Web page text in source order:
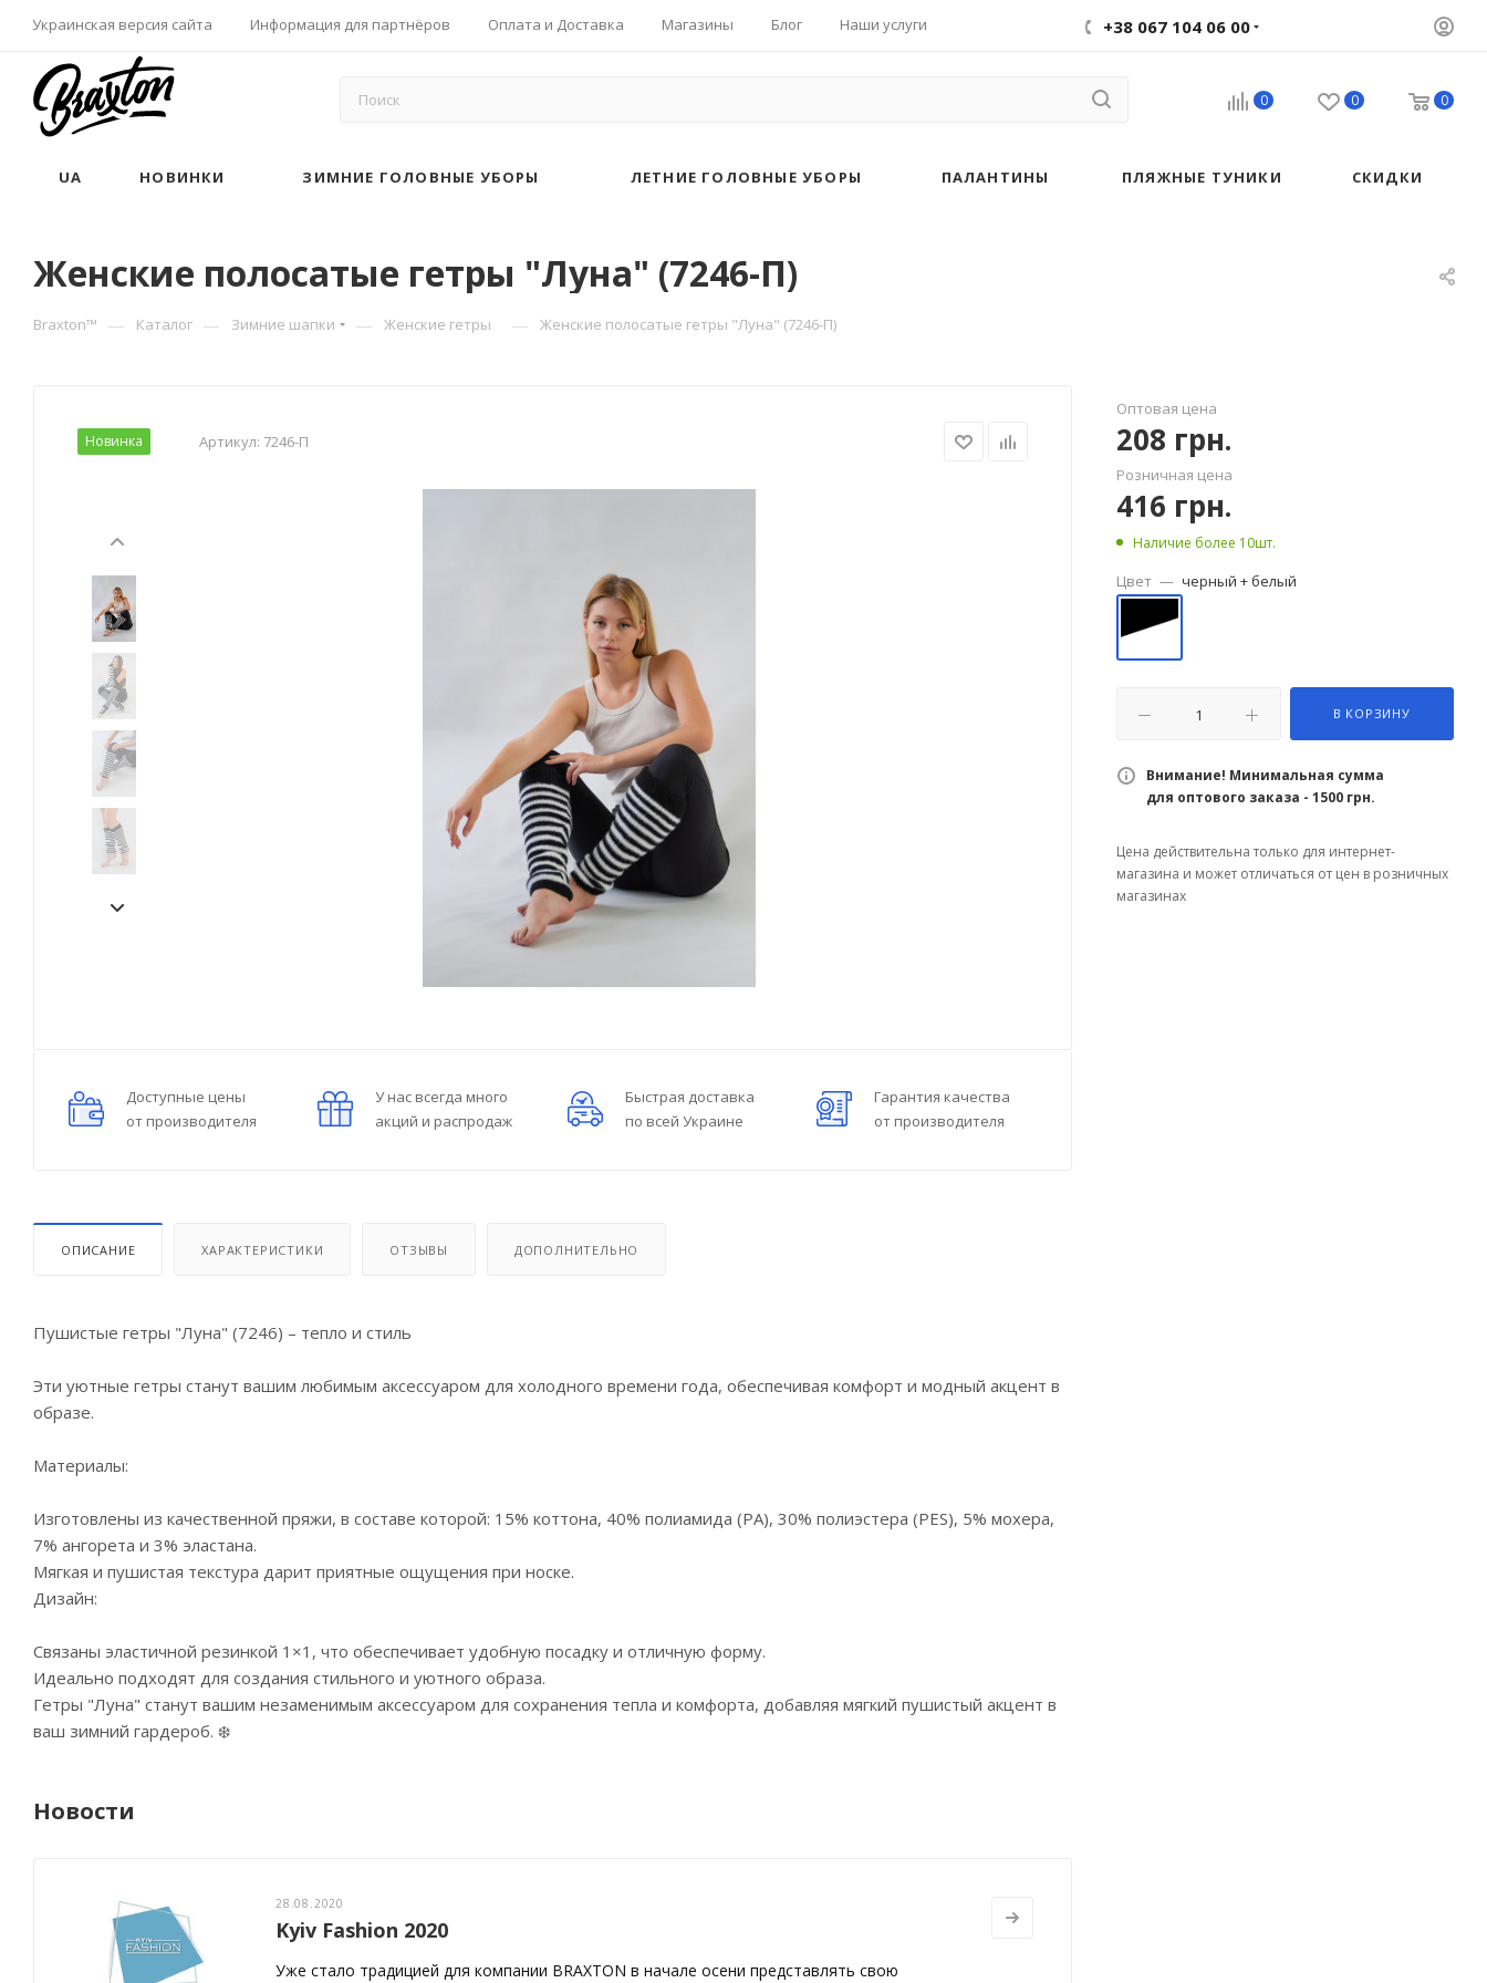
Украинская версия сайта Информация для партнёров Оплата и Доставка Магазины Блог Наши услуги +38 067 104 06 00
0 0 0
UA НОВИНКИ ЗИМНИЕ ГОЛОВНЫЕ УБОРЫ ЛЕТНИЕ ГОЛОВНЫЕ УБОРЫ ПАЛАНТИНЫ ПЛЯЖНЫЕ ТУНИКИ СКИДКИ
Женские полосатые гетры "Луна" (7246-П)
Braxton™ — Каталог — Зимние шапки — Женские гетры — Женские полосатые гетры "Луна" (7246-П)
Новинка Артикул: 7246-П
Доступные цены
от производителя
У нас всегда много
акций и распродаж
Быстрая доставка
по всей Украине
Гарантия качества
от производителя
ОПИСАНИЕ ХАРАКТЕРИСТИКИ ОТЗЫВЫ ДОПОЛНИТЕЛЬНО
Пушистые гетры "Луна" (7246) – тепло и стиль
Эти уютные гетры станут вашим любимым аксессуаром для холодного времени года, обеспечивая комфорт и модный акцент в
образе.
Материалы:
Изготовлены из качественной пряжи, в составе которой: 15% коттона, 40% полиамида (PA), 30% полиэстера (PES), 5% мохера,
7% ангорета и 3% эластана.
Мягкая и пушистая текстура дарит приятные ощущения при носке.
Дизайн:
Связаны эластичной резинкой 1×1, что обеспечивает удобную посадку и отличную форму.
Идеально подходят для создания стильного и уютного образа.
Гетры "Луна" станут вашим незаменимым аксессуаром для сохранения тепла и комфорта, добавляя мягкий пушистый акцент в
ваш зимний гардероб. ❄️
Новости
28.08.2020
Kyiv Fashion 2020
Уже стало традицией для компании BRAXTON в начале осени представлять свою
Оптовая цена
208 грн.
Розничная цена
416 грн.
Наличие более 10шт.
Цвет — черный + белый
В КОРЗИНУ
Внимание! Минимальная сумма
для оптового заказа - 1500 грн.
Цена действительна только для интернет-
магазина и может отличаться от цен в розничных
магазинах